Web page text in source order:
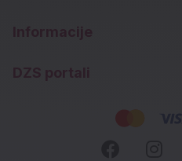
Informacije
DZS portali